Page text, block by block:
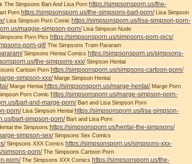
The Simpsons Bart And Lisa Porn https://simpsonsporn.us/the-
Porn https://simpsonsporn.us/the-simpsons-bart-porn/Lisa Simpson
Lisa Simpson Porn Comic https://simpsonsporn.us/lisa-simpson-porn-
maggie-simpson-porn/Lisa Simpson Nude
Porn Pics https://simpsonsporn.us/simpsons-porn-pics/
porn-gif/The Simpsons Tram Pararam
Simpsons Hentai Comics https://simpsonsporn.us/simpsons-
the-simpsons-xxx/Simpson Hentai
Cartoon Porn https://simpsonsporn.us/simpsons-cartoon-porn/
simpson-xxx/Marge Simpson Hentai
Marge Hentai https://simpsonsporn.us/marge-hentai/Marge Porn
Porn Comic https://simpsonsporn.us/marge-simpson-porn-
bart-and-marge-porn/Bart and Lisa Simpson Porn
porn/Lisa Simpson Hentai https://simpsonsporn.us/lisa-simpson-
bart-simpson-porn/Bart and Lisa Porn
the Simpsons https://simpsonsporn.us/hentai-the-simpsons/
simpson-sex/Simpsons Sex Comics
Simpsons XXX Comics https://simpsonsporn.us/simpsons-xxx-
simsons-porn/The Simpsons Cartoon Porn
porn/The Simpsons XXX Comics https://simpsonsporn.us/the-